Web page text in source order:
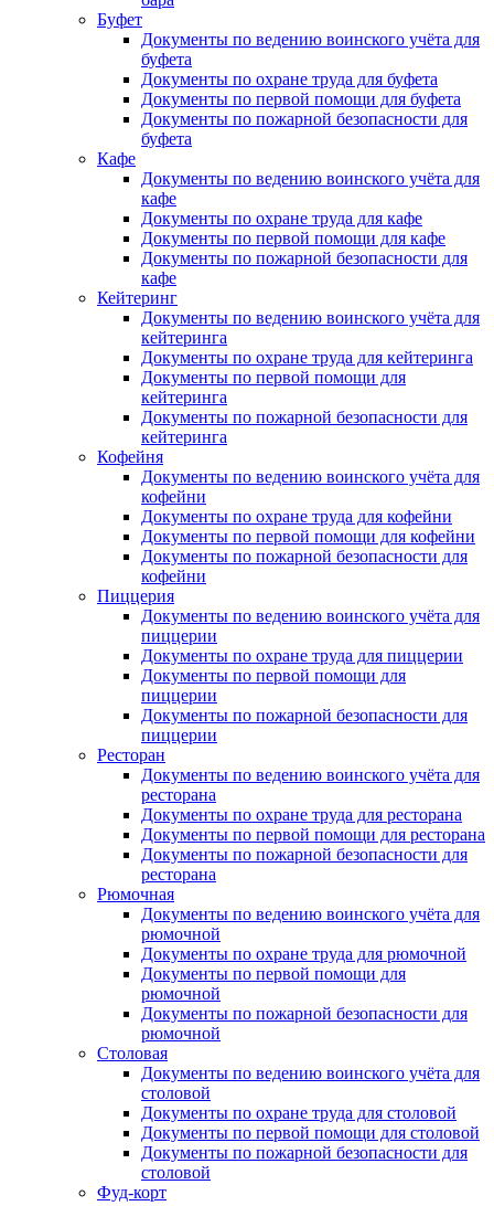
Буфет
Документы по ведению воинского учёта для
буфета
Документы по охране труда для буфета
Документы по первой помощи для буфета
Документы по пожарной безопасности для
буфета
Кафе
Документы по ведению воинского учёта для
кафе
Документы по охране труда для кафе
Документы по первой помощи для кафе
Документы по пожарной безопасности для
кафе
Кейтеринг
Документы по ведению воинского учёта для
кейтеринга
Документы по охране труда для кейтеринга
Документы по первой помощи для
кейтеринга
Документы по пожарной безопасности для
кейтеринга
Кофейня
Документы по ведению воинского учёта для
кофейни
Документы по охране труда для кофейни
Документы по первой помощи для кофейни
Документы по пожарной безопасности для
кофейни
Пиццерия
Документы по ведению воинского учёта для
пиццерии
Документы по охране труда для пиццерии
Документы по первой помощи для
пиццерии
Документы по пожарной безопасности для
пиццерии
Ресторан
Документы по ведению воинского учёта для
ресторана
Документы по охране труда для ресторана
Документы по первой помощи для ресторана
Документы по пожарной безопасности для
ресторана
Рюмочная
Документы по ведению воинского учёта для
рюмочной
Документы по охране труда для рюмочной
Документы по первой помощи для
рюмочной
Документы по пожарной безопасности для
рюмочной
Столовая
Документы по ведению воинского учёта для
столовой
Документы по охране труда для столовой
Документы по первой помощи для столовой
Документы по пожарной безопасности для
столовой
Фуд-корт